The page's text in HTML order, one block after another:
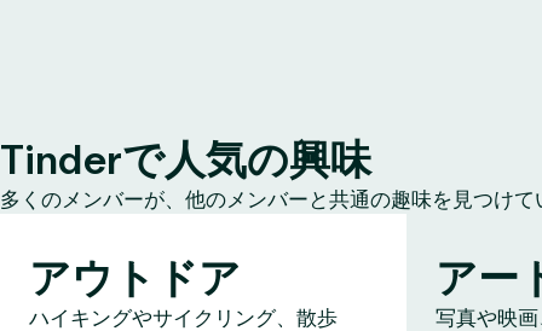
Tinderで人気の興味
多くのメンバーが、他のメンバーと共通の趣味を見つけ
アウトドア
ハイキングやサイクリング、散歩
アー
写真や映